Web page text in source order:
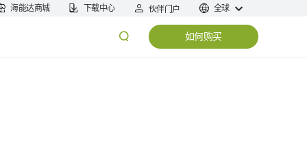
海能达商城 下载中心 伙伴门户 全球
如何购买